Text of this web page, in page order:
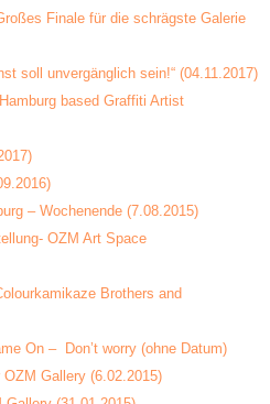
Finale für die schrägste Galerie
soll unvergänglich sein!“ (04.11.2017)
based Graffiti Artist
– Wochenende (7.08.2015)
OZM Art Space
Brothers and
On – Don’t worry (ohne Datum)
OZM Gallery (6.02.2015)